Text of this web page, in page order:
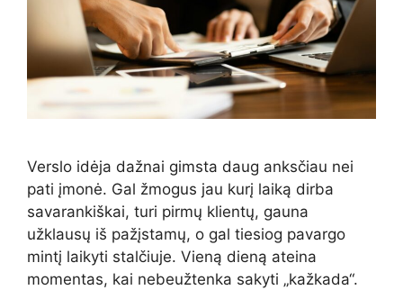
Verslo idėja dažnai gimsta daug anksčiau nei
pati įmonė. Gal žmogus jau kurį laiką dirba
savarankiškai, turi pirmų klientų, gauna
užklausų iš pažįstamų, o gal tiesiog pavargo
mintį laikyti stalčiuje. Vieną dieną ateina
momentas, kai nebeužtenka sakyti „kažkada“.